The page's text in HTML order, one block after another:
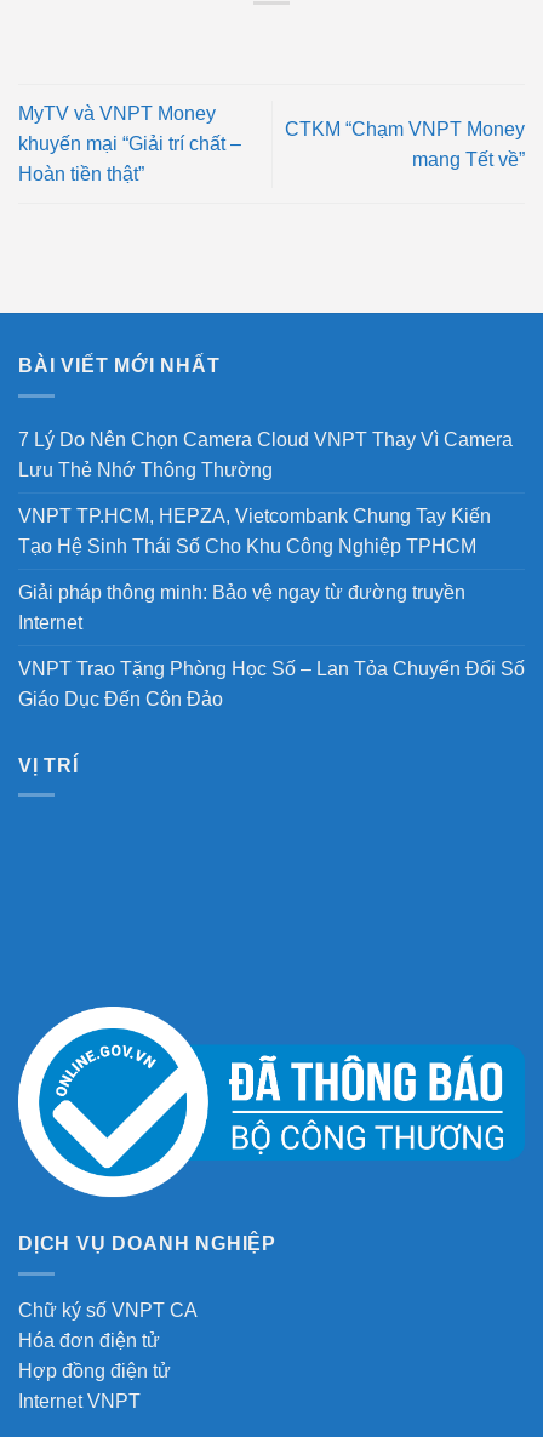
MyTV và VNPT Money
khuyến mại “Giải trí chất –
Hoàn tiền thật”
CTKM “Chạm VNPT Money
mang Tết về”
BÀI VIẾT MỚI NHẤT
7 Lý Do Nên Chọn Camera Cloud VNPT Thay Vì Camera
Lưu Thẻ Nhớ Thông Thường
VNPT TP.HCM, HEPZA, Vietcombank Chung Tay Kiến
Tạo Hệ Sinh Thái Số Cho Khu Công Nghiệp TPHCM
Giải pháp thông minh: Bảo vệ ngay từ đường truyền
Internet
VNPT Trao Tặng Phòng Học Số – Lan Tỏa Chuyển Đổi Số
Giáo Dục Đến Côn Đảo
VỊ TRÍ
DỊCH VỤ DOANH NGHIỆP
Chữ ký số VNPT CA
Hóa đơn điện tử
Hợp đồng điện tử
Internet VNPT